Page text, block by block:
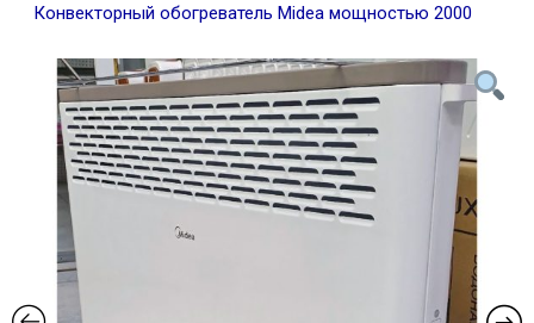
Конвекторный обогреватель Midea мощностью 2000